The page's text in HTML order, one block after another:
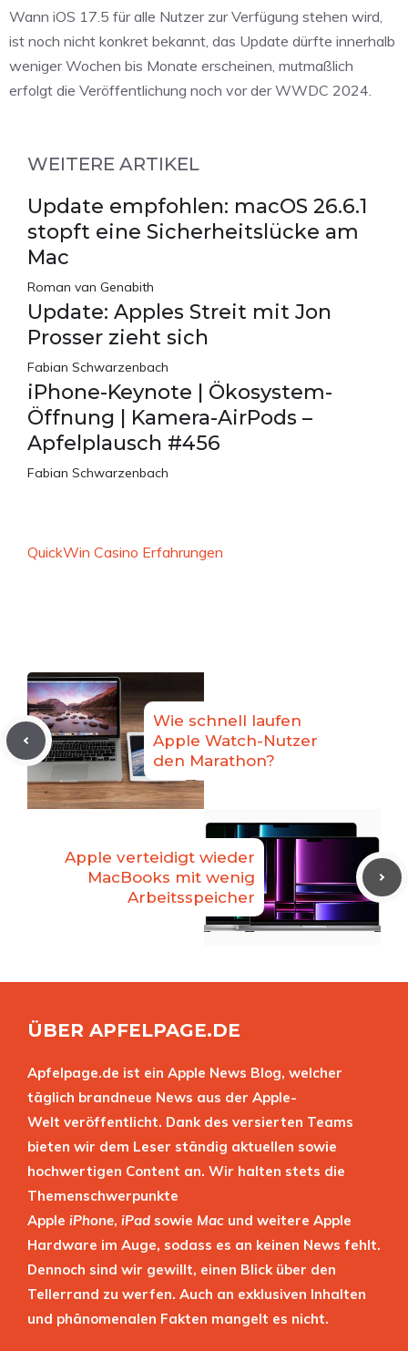
Wann iOS 17.5 für alle Nutzer zur Verfügung stehen wird,
ist noch nicht konkret bekannt, das Update dürfte innerhalb
weniger Wochen bis Monate erscheinen, mutmaßlich
erfolgt die Veröffentlichung noch vor der WWDC 2024.
WEITERE ARTIKEL
Update empfohlen: macOS 26.6.1
stopft eine Sicherheitslücke am
Mac
Roman van Genabith
Update: Apples Streit mit Jon
Prosser zieht sich
Fabian Schwarzenbach
iPhone-Keynote | Ökosystem-
Öffnung | Kamera-AirPods –
Apfelplausch #456
Fabian Schwarzenbach
QuickWin Casino Erfahrungen
Wie schnell laufen
Apple Watch-Nutzer
den Marathon?
Apple verteidigt wieder
MacBooks mit wenig
Arbeitsspeicher
ÜBER APFELPAGE.DE
Apfelpage.de ist ein Apple News Blog, welcher
täglich brandneue News aus der Apple-
Welt veröffentlicht. Dank des versierten Teams
bieten wir dem Leser ständig aktuellen sowie
hochwertigen Content an. Wir halten stets die
Themenschwerpunkte
Apple iPhone, iPad sowie Mac und weitere Apple
Hardware im Auge, sodass es an keinen News fehlt.
Dennoch sind wir gewillt, einen Blick über den
Tellerrand zu werfen. Auch an exklusiven Inhalten
und phänomenalen Fakten mangelt es nicht.